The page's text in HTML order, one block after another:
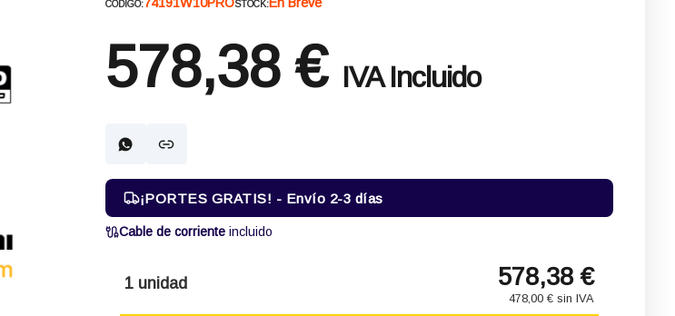
CÓDIGO: STOCK:
578,38 € IVA Incluido
¡PORTES GRATIS! - Envío 2-3 días
Cable de corrienteincluido
1 unidad 578,38 €
478,00 € sin IVA